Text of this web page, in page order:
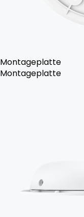
Montageplatte
Montageplatte